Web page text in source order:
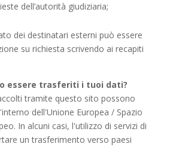
dell’autorità giudiziaria;
dei destinatari esterni può essere
su richiesta scrivendo ai recapiti
essere trasferiti i tuoi dati?
tramite questo sito possono
dell'Unione Europea / Spazio
In alcuni casi, l'utilizzo di servizi di
un trasferimento verso paesi